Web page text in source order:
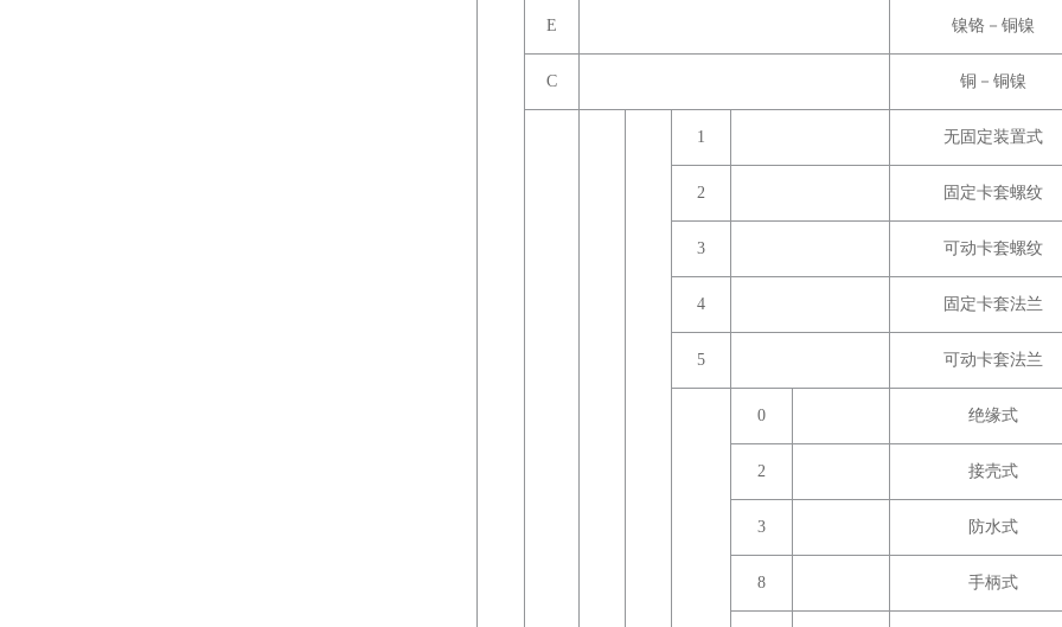
E 镍铬－铜镍
C 铜－铜镍
1 无固定装置式
2 固定卡套螺纹
3 可动卡套螺纹
4 固定卡套法兰
5 可动卡套法兰
0 绝缘式
2 接壳式
3 防水式
8 手柄式